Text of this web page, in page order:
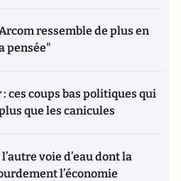
ressemble de plus en
pensée"
ces coups bas politiques qui
que les canicules
voie d’eau dont la
l’économie